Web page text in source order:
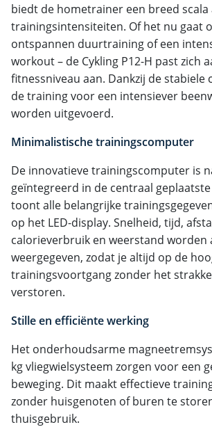
biedt de hometrainer een breed scala
trainingsintensiteiten. Of het nu gaat
ontspannen duurtraining of een
workout – de Cykling P12-H past zich
fitnessniveau aan. Dankzij de stabiele
de training voor een intensiever
worden uitgevoerd.
Minimalistische trainingscomputer
De innovatieve trainingscomputer is
geïntegreerd in de centraal
toont alle belangrijke
op het LED-display. Snelheid, tijd,
calorieverbruik en weerstand worden
weergegeven, zodat je altijd op de
trainingsvoortgang zonder het
verstoren.
Stille en efficiënte werking
Het onderhoudsarme
kg vliegwielsysteem zorgen voor een
beweging. Dit maakt effectieve
zonder huisgenoten of buren te
thuisgebruik.